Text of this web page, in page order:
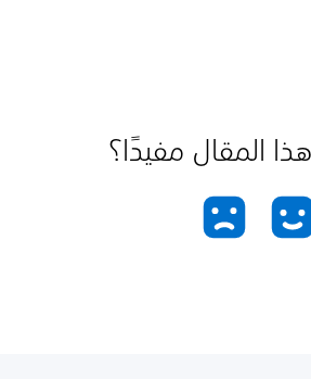
المقال مفيدًا؟